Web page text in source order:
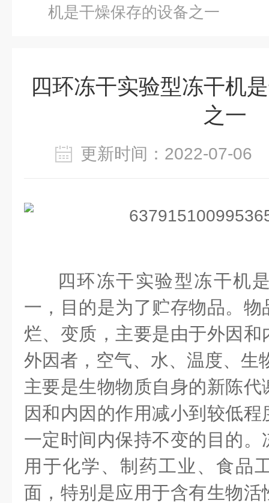
机是干燥保存的设备之一
四环冻干实验型冻干机
之一
更新时间：2022-07-
四环冻干实验型冻干机
一，目的是为了贮存物品。
烂、变质，主要是由于外因
外因者，空气、水、温度、生
主要是生物物质自身的新陈
因和内因的作用减小到较低
一定时间内保持不变的目的
用于化学、制药工业、食品
面，特别是应用于含有生物